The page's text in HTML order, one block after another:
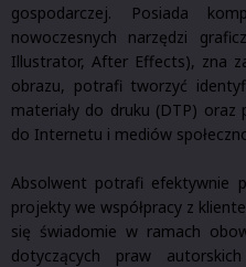
gospodarczej. Posiada
nowoczesnych narzędzi
Illustrator, After Effects), zna
obrazu, potrafi tworzyć
materiały do druku (DTP)
do Internetu i mediów
Absolwent potrafi efektywnie
projekty we współpracy z
się świadomie w ramach
dotyczących praw